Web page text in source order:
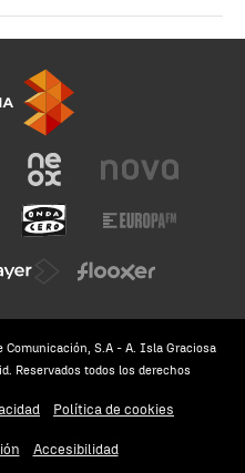
Comunicación, S.A - A. Isla Graciosa
Reservados todos los derechos
Política de cookies
Accesibilidad